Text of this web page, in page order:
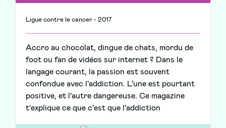
Ligue contre le cancer - 2017
Accro au chocolat, dingue de chats, mordu de
foot ou fan de vidéos sur internet ? Dans le
langage courant, la passion est souvent
confondue avec l'addiction. L'une est pourtant
positive, et l'autre dangereuse. Ce magazine
t'explique ce que c'est que l'addiction